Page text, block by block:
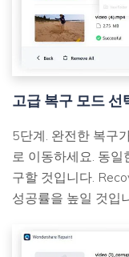
고급 복구 모드 선
5단계. 완전한 복구
로 이동하세요. 동
구할 것입니다.
성공률을 높일 것입